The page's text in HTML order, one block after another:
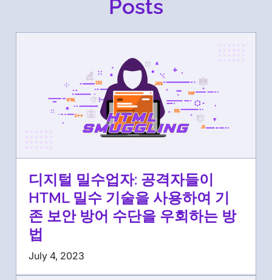
Posts
디지털 밀수업자: 공격자들이
HTML 밀수 기술을 사용하여 기
존 보안 방어 수단을 우회하는 방
법
July 4, 2023